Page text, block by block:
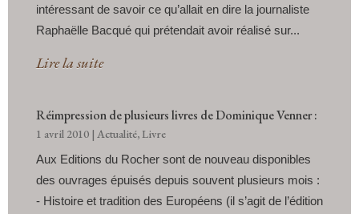
intéressant de savoir ce qu’allait en dire la journaliste
Raphaëlle Bacqué qui prétendait avoir réalisé sur...
Lire la suite
Réimpression de plusieurs livres de Dominique Venner :
1 avril 2010 | Actualité,Livre
Aux Editions du Rocher sont de nouveau disponibles
des ouvrages épuisés depuis souvent plusieurs mois :
- Histoire et tradition des Européens (il s’agit de l’édition